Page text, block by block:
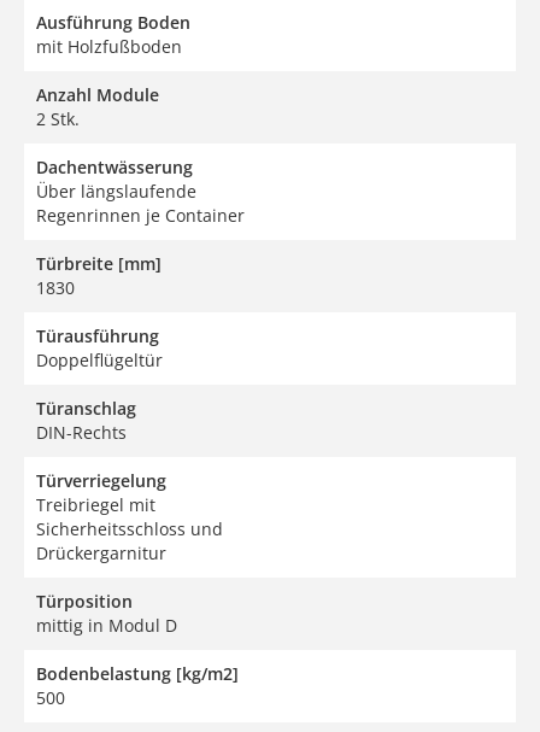
Ausführung Boden
mit Holzfußboden
Anzahl Module
2 Stk.
Dachentwässerung
Über längslaufende
Regenrinnen je Container
Türbreite [mm]
1830
Türausführung
Doppelflügeltür
Türanschlag
DIN-Rechts
Türverriegelung
Treibriegel mit
Sicherheitsschloss und
Drückergarnitur
Türposition
mittig in Modul D
Bodenbelastung [kg/m2]
500